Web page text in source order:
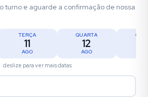
turno e aguarde a confirmação de nossa
TERÇA
11
AGO
QUARTA
12
AGO
deslize para ver mais datas